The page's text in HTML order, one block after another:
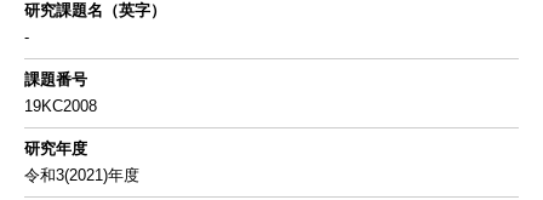
研究課題名（英字）
-
課題番号
19KC2008
研究年度
令和3(2021)年度